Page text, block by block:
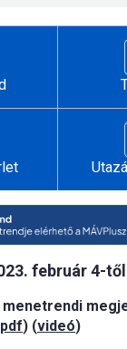
február 4-től
menetrendi
pdf) (videó)